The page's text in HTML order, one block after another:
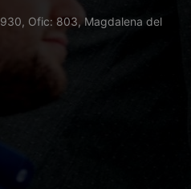
Ofic: 803, Magdalena del